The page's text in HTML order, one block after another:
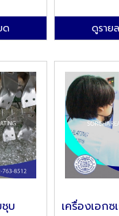
ด ดูราย
บ
เครื่องเอกซ